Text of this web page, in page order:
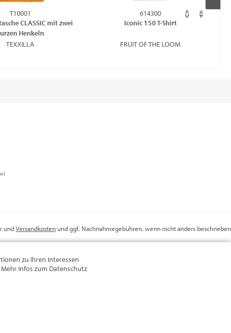
T10001
CLASSIC mit zwei
Henkeln
TEXXILLA
614300
Iconic 150 T-Shirt
FRUIT OF THE LOOM
undVersandkostenund ggf. Nachnahmegebühren, wenn nicht anders beschrieben
zu Ihren Interessen
Infos zum Datenschutz